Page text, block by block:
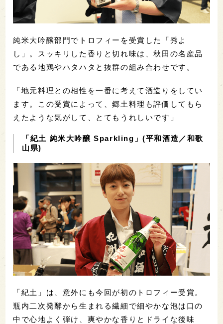
純米大吟醸部門でトロフィーを受賞した「秀よ
し」。スッキリした香りと切れ味は、秋田の名産品
である地鶏やハタハタと抜群の組み合わせです。
「地元料理との相性を一番に考えて酒造りをしてい
ます。この受賞によって、郷土料理も評価してもら
えたような気がして、とてもうれしいです」
「紀土 純米大吟醸 Sparkling」(平和酒造／和歌
山県)
「紀土」は、意外にも今回が初のトロフィー受賞。
瓶内二次発酵から生まれる繊細で細やかな泡は口の
中で心地よく弾け、爽やかな香りとドライな後味